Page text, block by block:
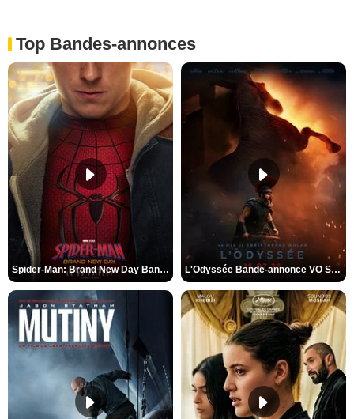
Top Bandes-annonces
Spider-Man: Brand New Day Bande-annonce VO STFR L'Odyssée Bande-annonce VO STFR